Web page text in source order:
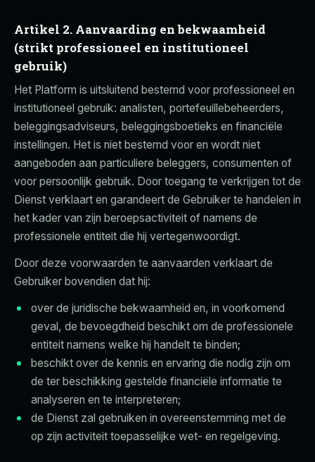
Artikel 2. Aanvaarding en bekwaamheid
(strikt professioneel en institutioneel
gebruik)
Het Platform is uitsluitend bestemd voor professioneel en
institutioneel gebruik: analisten, portefeuillebeheerders,
beleggingsadviseurs, beleggingsboetieks en financiële
instellingen. Het is niet bestemd voor en wordt niet
aangeboden aan particuliere beleggers, consumenten of
voor persoonlijk gebruik. Door toegang te verkrijgen tot de
Dienst verklaart en garandeert de Gebruiker te handelen in
het kader van zijn beroepsactiviteit of namens de
professionele entiteit die hij vertegenwoordigt.
Door deze voorwaarden te aanvaarden verklaart de
Gebruiker bovendien dat hij:
over de juridische bekwaamheid en, in voorkomend
geval, de bevoegdheid beschikt om de professionele
entiteit namens welke hij handelt te binden;
beschikt over de kennis en ervaring die nodig zijn om
de ter beschikking gestelde financiële informatie te
analyseren en te interpreteren;
de Dienst zal gebruiken in overeenstemming met de
op zijn activiteit toepasselijke wet- en regelgeving.